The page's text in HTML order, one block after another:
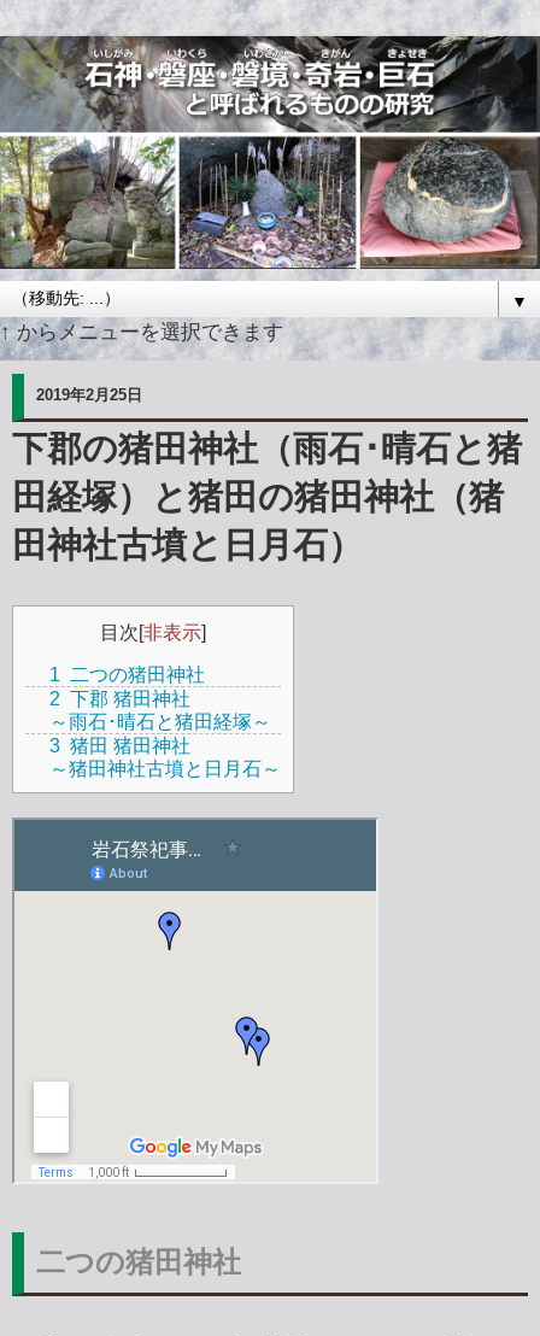
▼
↑ からメニューを選択できます
2019年2月25日
下郡の猪田神社（雨石･晴石と猪
田経塚）と猪田の猪田神社（猪
田神社古墳と日月石）
目次[非表示]
1
二つの猪田神社
2 下郡 猪田神社
～雨石･晴石と猪田経塚～
3 猪田 猪田神社
～猪田神社古墳と日月石～
二つの猪田神社